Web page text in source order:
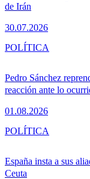
de Irán
30.07.2026
Pedro Sánchez
reacción ante lo
01.08.2026
POLÍTICA
España insta a sus
Ceuta
POLÍTICA